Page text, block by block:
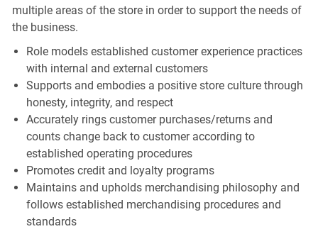
multiple areas of the store in order to support the needs of
the business.
Role models established customer experience practices
with internal and external customers
Supports and embodies a positive store culture through
honesty, integrity, and respect
Accurately rings customer purchases/returns and
counts change back to customer according to
established operating procedures
Promotes credit and loyalty programs
Maintains and upholds merchandising philosophy and
follows established merchandising procedures and
standards